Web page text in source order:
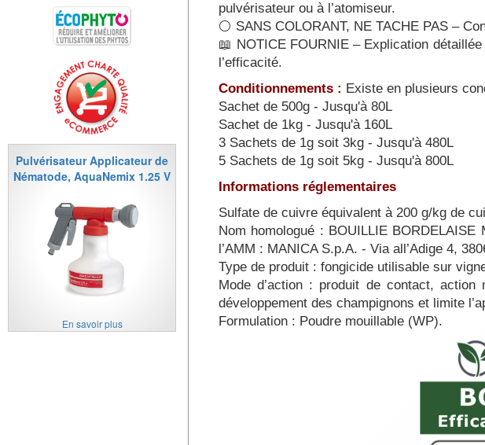
Pulvérisateur Applicateur de
Nématode, AquaNemix 1.25 V
En savoir plus
pulvérisateur ou à l’atomiseur.
⚪ SANS COLORANT, NE TACHE PAS –
📖 NOTICE FOURNIE – Explication
l’efficacité.
Conditionnements : Existe en plusieurs
Sachet de 500g - Jusqu'à 80L
Sachet de 1kg - Jusqu'à 160L
3 Sachets de 1g soit 3kg - Jusqu'à 480L
5 Sachets de 1g soit 5kg - Jusqu'à 800L
Informations réglementaires
Sulfate de cuivre équivalent à 200 g/kg de
Nom homologué : BOUILLIE
l’AMM : MANICA S.p.A. - Via all’Adige 4,
Type de produit : fongicide utilisable sur
Mode d’action : produit de contact,
développement des champignons et limite
Formulation : Poudre mouillable (WP).